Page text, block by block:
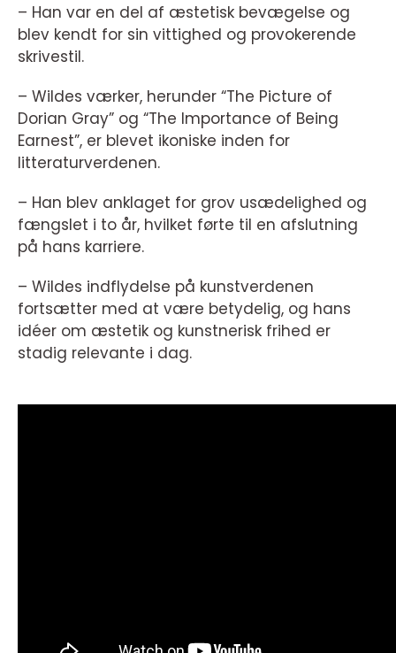
– Han var en del af æstetisk bevægelse og
blev kendt for sin vittighed og provokerende
skrivestil.
– Wildes værker, herunder “The Picture of
Dorian Gray” og “The Importance of Being
Earnest”, er blevet ikoniske inden for
litteraturverdenen.
– Han blev anklaget for grov usædelighed og
fængslet i to år, hvilket førte til en afslutning
på hans karriere.
– Wildes indflydelse på kunstverdenen
fortsætter med at være betydelig, og hans
idéer om æstetik og kunstnerisk frihed er
stadig relevante i dag.